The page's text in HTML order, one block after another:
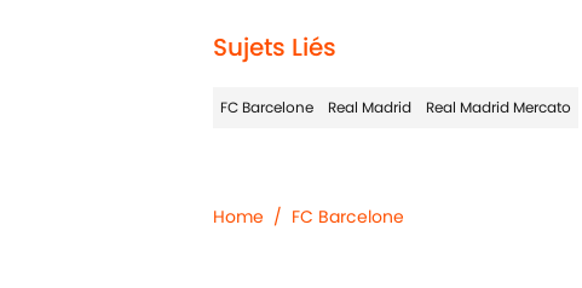
Sujets Liés
FC Barcelone Real Madrid Real Madrid Mercato
Home / FC Barcelone